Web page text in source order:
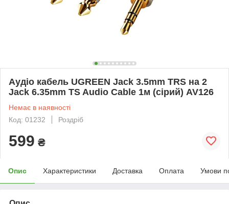
Аудіо кабель UGREEN Jack 3.5mm TRS на 2
Jack 6.35mm TS Audio Cable 1м (сірий) AV126
Немає в наявності
Код: 01232
Роздріб
599 ₴
Опис Характеристики Доставка Оплата Умови